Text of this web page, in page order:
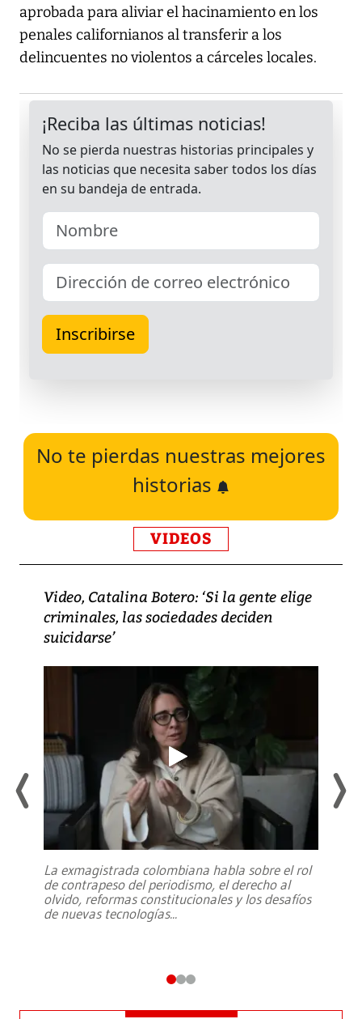
aprobada para aliviar el hacinamiento en los
penales californianos al transferir a los
delincuentes no violentos a cárceles locales.
No te pierdas nuestras mejores
historias
VIDEOS
Video, Catalina Botero: ‘Si la gente elige
criminales, las sociedades deciden
suicidarse’
La exmagistrada colombiana habla sobre el rol
de contrapeso del periodismo, el derecho al
olvido, reformas constitucionales y los desafíos
de nuevas tecnologías...